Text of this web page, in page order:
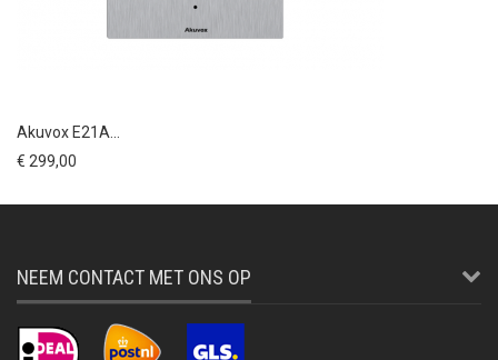
Akuvox E21A...
€ 299,00
NEEM CONTACT MET ONS OP